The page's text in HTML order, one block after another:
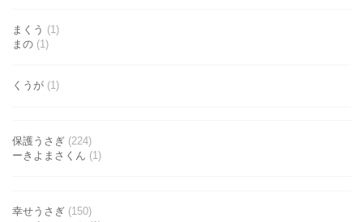
まくう (1)
まの (1)
くうが (1)
保護うさぎ (224)
ーきよまさくん (1)
幸せうさぎ (150)